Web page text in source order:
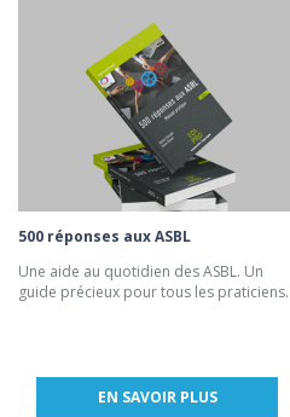
500 réponses aux ASBL
Une aide au quotidien des ASBL. Un
guide précieux pour tous les praticiens.
EN SAVOIR PLUS